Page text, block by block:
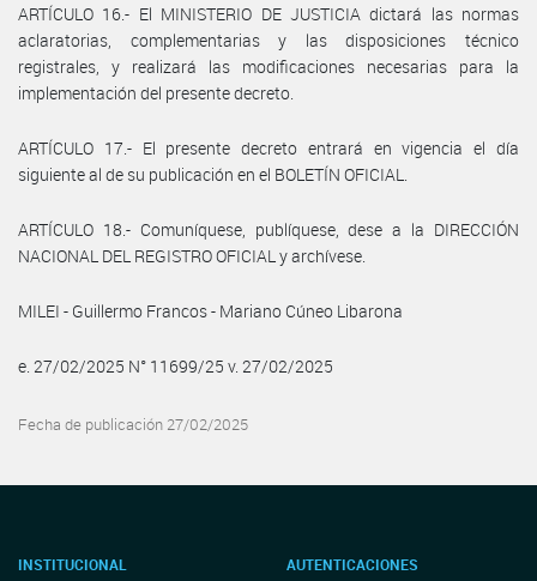
ARTÍCULO 16.- El MINISTERIO DE JUSTICIA dictará las normas
aclaratorias, complementarias y las disposiciones técnico
registrales, y realizará las modificaciones necesarias para la
implementación del presente decreto.
ARTÍCULO 17.- El presente decreto entrará en vigencia el día
siguiente al de su publicación en el BOLETÍN OFICIAL.
ARTÍCULO 18.- Comuníquese, publíquese, dese a la DIRECCIÓN
NACIONAL DEL REGISTRO OFICIAL y archívese.
MILEI - Guillermo Francos - Mariano Cúneo Libarona
e. 27/02/2025 N° 11699/25 v. 27/02/2025
Fecha de publicación 27/02/2025
INSTITUCIONAL AUTENTICACIONES